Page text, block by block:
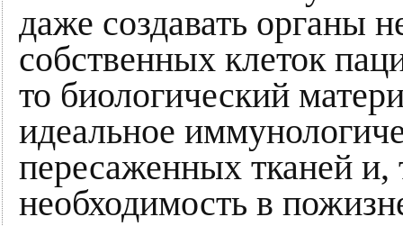
даже создавать органы
собственных клеток
то биологический
идеальное
пересаженных тканей и,
необходимость в